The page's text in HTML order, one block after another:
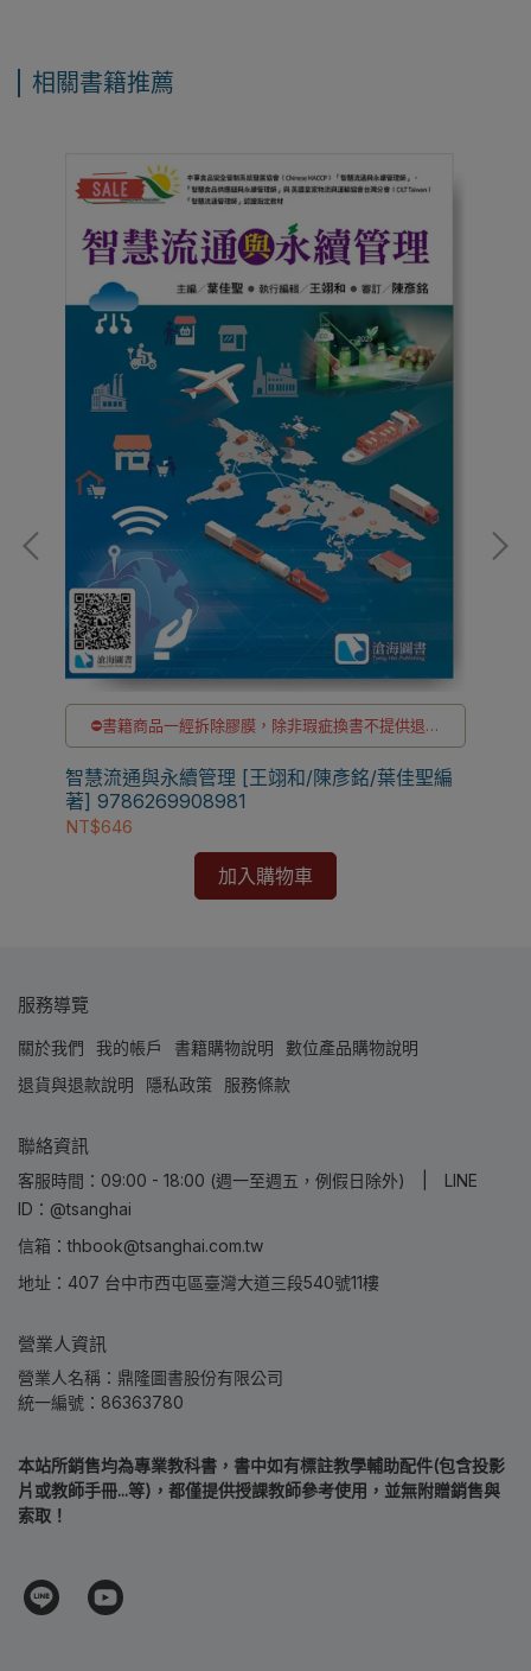
相關書籍推薦
⛔書籍商品一經拆除膠膜，除非瑕疵換書不提供退貨
與退款
✅訂購數量5本以上另有優惠，請洽LINE客服訂購
智慧流通與永續管理 [王翊和/陳彥銘/葉佳聖編
著] 9786269908981
NT$646
加入購物車
服務導覽
關於我們 我的帳戶 書籍購物說明
數位產品購物說明
退貨與退款說明
隱私政策 服務條款
聯絡資訊
客服時間：09:00 - 18:00 (週一至週五，例假日除外) | LINE
ID：@tsanghai
信箱：thbook@tsanghai.com.tw
地址：407 台中市西屯區臺灣大道三段540號11樓
營業人資訊
營業人名稱：鼎隆圖書股份有限公司
統一編號：86363780
本站所銷售均為專業教科書，書中如有標註教學輔助配件(包含投影
片或教師手冊...等)，都僅提供授課教師參考使用，並無附贈銷售與
索取！